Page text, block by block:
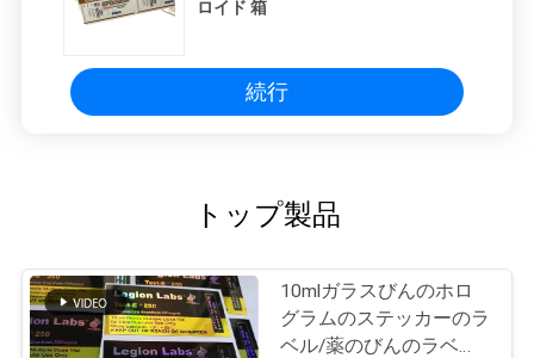
ロイド 箱
続行
トップ製品
10mlガラスびんのホロ
グラムのステッカーのラ
ベル/薬のびんのラベル